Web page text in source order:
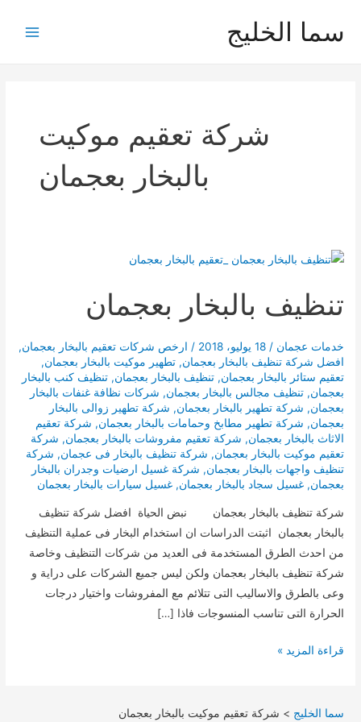
سما الخليج
شركة تعقيم موكيت
بالبخار بعجمان
تنظيف بالبخار بعجمان
خدمات عجمان /18 يوليو، 2018 / ارخص شركات تعقيم بالبخار بعجمان,
افضل شركة تنظيف بالبخار بعجمان,تطهير موكيت بالبخار بعجمان,
تعقيم ستائر بالبخار بعجمان,تنظيف بالبخار بعجمان,تنظيف كنب بالبخار
بعجمان,تنظيف مجالس بالبخار بعجمان, شركات نظافة غنفات بالبخار
بعجمان, شركة تطهير بالبخار بعجمان, شركة تطهير زوالى بالبخار
بعجمان, شركة تطهير مطابخ وحمامات بالبخار بعجمان, شركة تعقيم
الاثاث بالبخار بعجمان, شركة تعقيم مفروشات بالبخار بعجمان, شركة
تعقيم موكيت بالبخار بعجمان, شركة تنظيف بالبخار فى عجمان, شركة
تنظيف واجهات بالبخار بعجمان, شركة غسيل ارضيات وجدران بالبخار
بعجمان,غسيل سجاد بالبخار بعجمان,غسيل سيارات بالبخار بعجمان
شركة تنظيف بالبخار بعجمان نبض الحياة افضل شركة تنظيف
بالبخار بعجمان اثبتت الدراسات ان استخدام البخار فى عملية التنظيف
من احدث الطرق المستخدمة فى العديد من شركات التنظيف وخاصة
شركة تنظيف بالبخار بعجمان ولكن ليس جميع الشركات على دراية و
وعى بالطرق والاساليب التى تتلائم مع المفروشات واختيار درجات
الحرارة التى تناسب المنسوجات فاذا […]
تنظيف
قراءة المزيد »
سما الخليج > شركة تعقيم موكيت بالبخار بعجمان